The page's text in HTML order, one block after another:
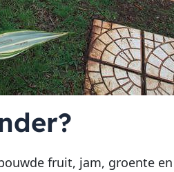
fruit, jam, groente